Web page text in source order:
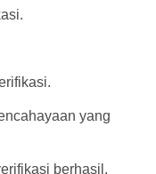
yang
berhasil.